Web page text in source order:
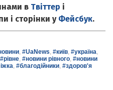
в Твіттер і
і сторінки у Фейсбук.
, #UaNews, #київ, #україна,
#рівне, #новини рівного, #новини
, #благодійники, #здоров'я